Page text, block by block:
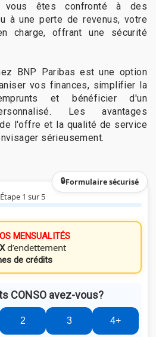
vous êtes confronté à des
à une perte de revenus, votre
charge, offrant une sécurité
BNP Paribas est une option
vos finances, simplifier la
et bénéficier d'un
Les avantages
l'offre et la qualité de service
sérieusement.
Étape 1 sur 5
Formulaire sécurisé
MENSUALITÉS
d’endettement
de crédits
CONSO avez-vous?
2 3 4+